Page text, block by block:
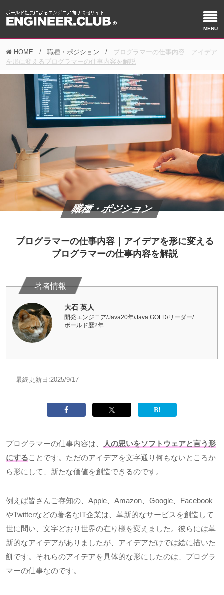
HOME 職種・ポジション
プログラマーの仕事内容｜アイデア
を形に変えるプログラマーの仕事内容を解説
職種・ポジション
プログラマーの仕事内容｜アイデアを形に変える
プログラマーの仕事内容を解説
大石 英人
開発エンジニア/Java20年/Java GOLD/リーダー/
ボールド歴2年
最終更新日:2025/9/17
プログラマーの仕事内容は、
人の思いをソフトウェアと言う形
にすることです。ただのアイデアを文字通り何もないところか
ら形にして、新たな価値を創造できるのです。
例えば皆さんご存知の、 Apple Amazon Google
Facebook
やTwitterなどの著名なIT企業は、革新的なサービスを創造して
世に問い、文字どおり世界の在り様を変えました。彼らには革
新的なアイデアがありましたが、アイデアだけでは絵に描いた
餅です。それらのアイデアを具体的な形にしたのは、プログラ
マーの仕事なのです。